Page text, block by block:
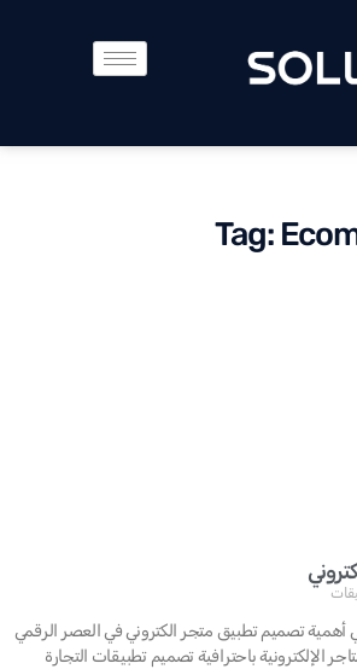
Tag:
أهمية تصميم تطبيق متجر الكتروني في العصر الرقمي
الإلكترونية باحترافية تصميم تطبيقات التجارة